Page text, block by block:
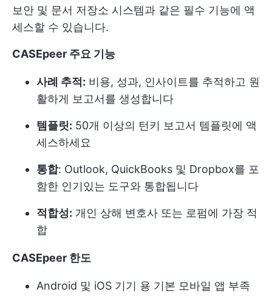
보안 및 문서 저장소 시스템과 같은 필수 기능에 액
세스할 수 있습니다.
CASEpeer 주요 기능
사례 추적: 비용, 성과, 인사이트를 추적하고 원
활하게 보고서를 생성합니다
템플릿: 50개 이상의 턴키 보고서 템플릿에 액
세스하세요
통합: Outlook, QuickBooks 및 Dropbox를 포
함한 인기있는 도구와 통합됩니다
적합성: 개인 상해 변호사 또는 로펌에 가장 적
합
CASEpeer 한도
Android 및 iOS 기기 용 기본 모바일 앱 부족